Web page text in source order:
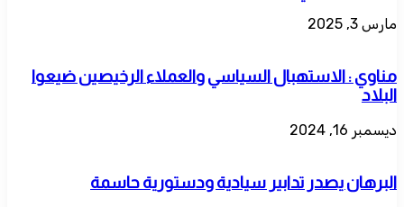
مارس 3, 2025
مناوي : الاستهبال السياسي والعملاء الرخيصين ضيعوا
البلاد
ديسمبر 16, 2024
البرهان يصدر تدابير سيادية ودستورية حاسمة